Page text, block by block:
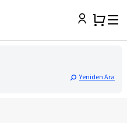
Yeniden Ara